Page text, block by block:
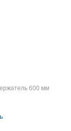
600 мм